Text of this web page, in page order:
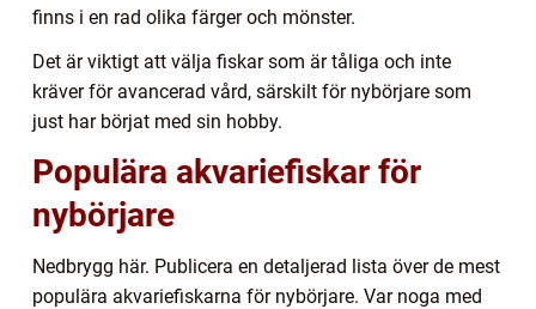
finns i en rad olika färger och mönster.
Det är viktigt att välja fiskar som är tåliga och inte
kräver för avancerad vård, särskilt för nybörjare som
just har börjat med sin hobby.
Populära akvariefiskar för
nybörjare
Nedbrygg här. Publicera en detaljerad lista över de mest
populära akvariefiskarna för nybörjare. Var noga med